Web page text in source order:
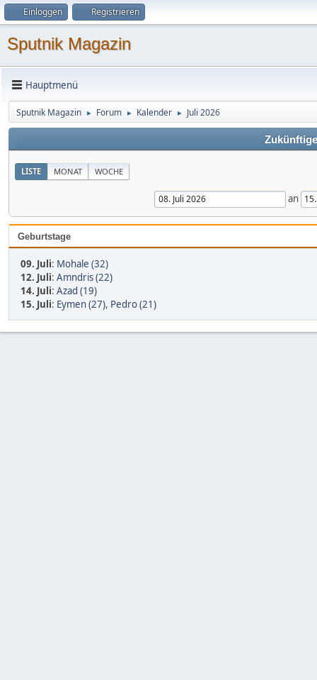
Einloggen Registrieren
Sputnik Magazin
Hauptmenü
Sputnik Magazin ► Forum ► Kalender ► Juli 2026
LISTE MONAT WOCHE
an
Geburtstage
09. Juli: Mohale (32)
12. Juli: Amndris (22)
14. Juli: Azad (19)
15. Juli: Eymen (27), Pedro (21)